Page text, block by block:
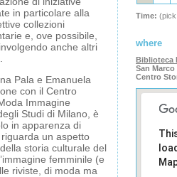
in particolare alla
collezioni
e, ove possibile,
anche altri
Pala e Emanuela
con il Centro
Immagine
Studi di Milano, è
in apparenza di
un aspetto
storia culturale del
femminile (e
riviste, di moda ma
Time:
where
Biblioteca
San Marco
Centro